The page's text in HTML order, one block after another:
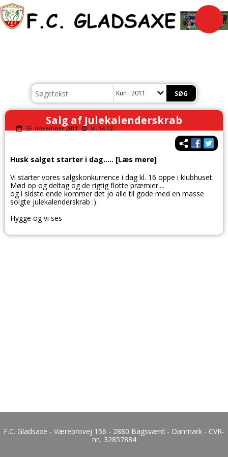
Kun i 2011
Salg af Julekalenderskrab
25. november 2011 kl. 14:12
Husk salget starter i dag..... [Læs mere]
Vi starter vores salgskonkurrence i dag kl. 16 oppe i klubhuset.
Mød op og deltag og de rigtig flotte præmier....
og i sidste ende kommer det jo alle til gode med en masse
solgte julekalenderskrab :)
Hygge og vi ses
F.C. Gladsaxe - Værebrovej 156 - 2880 Bagsværd - Danmark - CVR-
nr.: 32857884